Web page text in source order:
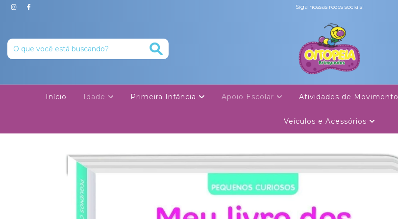
Siga nossas redes sociais!
Início Idade Primeira Infância Apoio Escolar Atividades de Movimento
Veículos e Acessórios